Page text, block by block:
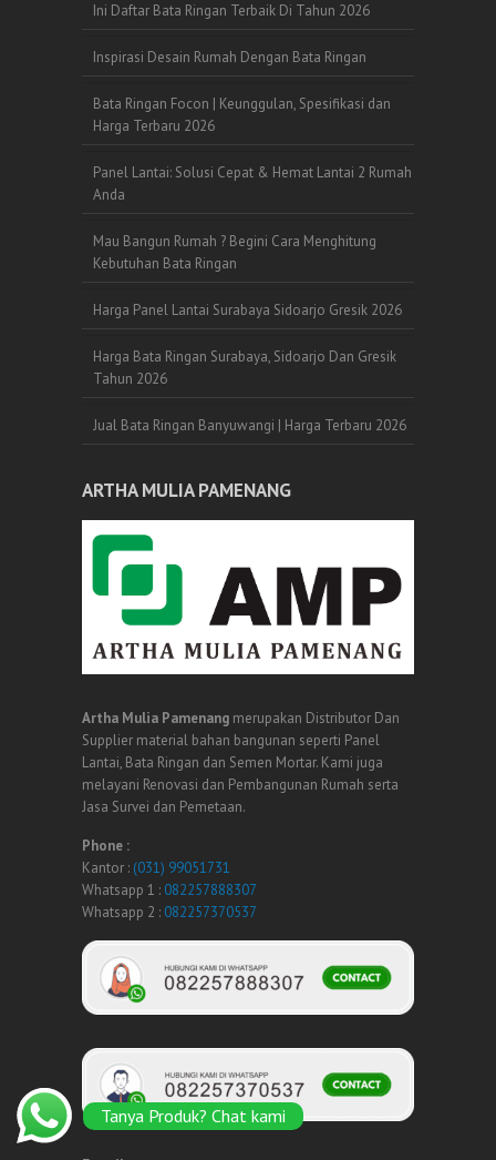
Ini Daftar Bata Ringan Terbaik Di Tahun 2026
Inspirasi Desain Rumah Dengan Bata Ringan
Bata Ringan Focon | Keunggulan, Spesifikasi dan
Harga Terbaru 2026
Panel Lantai: Solusi Cepat & Hemat Lantai 2 Rumah
Anda
Mau Bangun Rumah ? Begini Cara Menghitung
Kebutuhan Bata Ringan
Harga Panel Lantai Surabaya Sidoarjo Gresik 2026
Harga Bata Ringan Surabaya, Sidoarjo Dan Gresik
Tahun 2026
Jual Bata Ringan Banyuwangi | Harga Terbaru 2026
ARTHA MULIA PAMENANG
Artha Mulia Pamenang merupakan Distributor Dan
Supplier material bahan bangunan seperti Panel
Lantai, Bata Ringan dan Semen Mortar. Kami juga
melayani Renovasi dan Pembangunan Rumah serta
Jasa Survei dan Pemetaan.
Phone :
Kantor : (031) 99051731
Whatsapp 1 : 082257888307
Whatsapp 2 : 082257370537
Tanya Produk? Chat kami